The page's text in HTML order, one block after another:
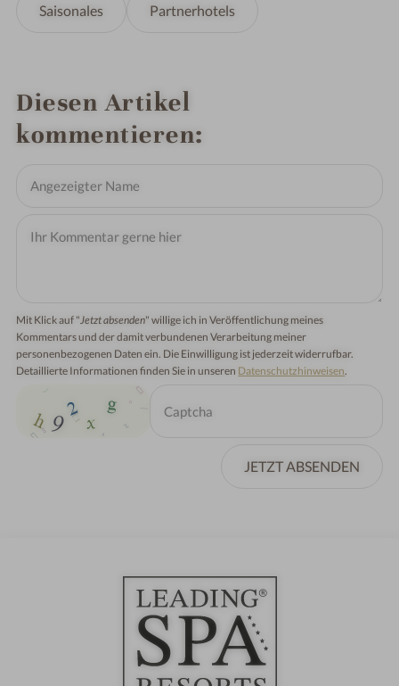
Saisonales Partnerhotels
Diesen Artikel
kommentieren
Mit Klick auf " Jetzt absenden" willige ich in Veröffentlichung meines
Kommentars und der damit verbundenen Verarbeitung meiner
personenbezogenen Daten ein. Die Einwilligung ist jederzeit widerrufbar.
Detaillierte Informationen finden Sie in unseren Datenschutzhinweisen.
JETZT ABSENDEN